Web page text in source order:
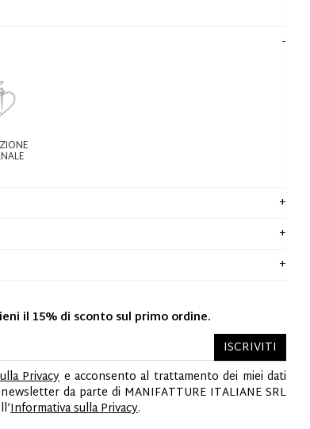
il 15% di sconto sul primo ordine.
ISCRIVITI
Privacye acconsento al trattamento dei miei dati
da parte di MANIFATTURE ITALIANE SRL
Informativa sulla Privacy.